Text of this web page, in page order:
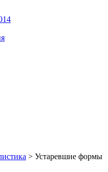
> Устаревшие формы